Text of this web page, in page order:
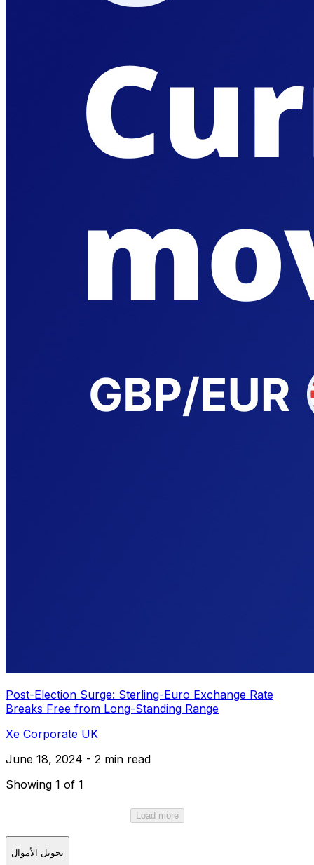
Post-Election Surge: Sterling-Euro Exchange Rate
Breaks Free from Long-Standing Range
Xe Corporate UK
June 18, 2024 - 2 min read
Showing 1 of 1
Load more
تحويل الأموال